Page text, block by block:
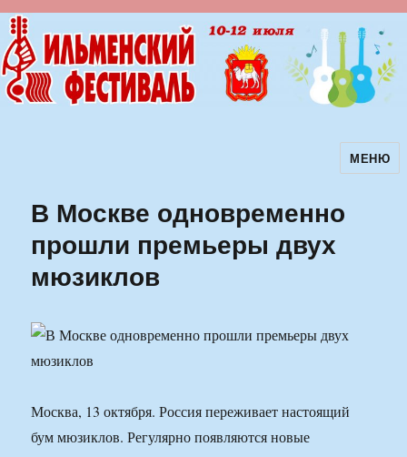
Ильменский фестиваль авторскойМЕНЮ
В Москве одновременно
прошли премьеры двух
мюзиклов
Москва, 13 октября. Россия переживает настоящий
бум мюзиклов. Регулярно появляются новые